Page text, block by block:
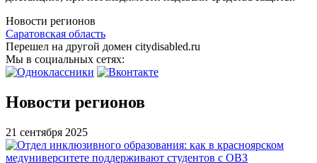
Новости регионов
Саратовская область
Перешел на другой домен citydisabled.ru
Мы в социальных сетях:
Новости регионов
21 сентября 2025